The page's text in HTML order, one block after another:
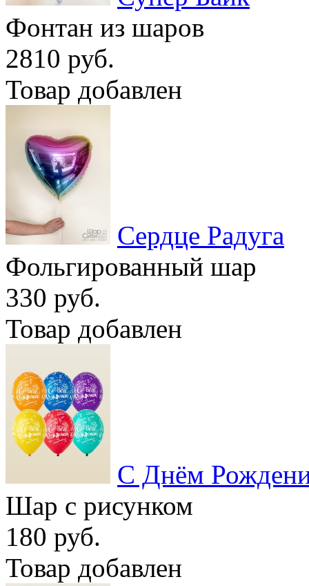
Фонтан из шаров
2810 руб.
Товар добавлен
Сердце Радуга
Фольгированный шар
330 руб.
Товар добавлен
C Днём
Шар с рисунком
180 руб.
Товар добавлен